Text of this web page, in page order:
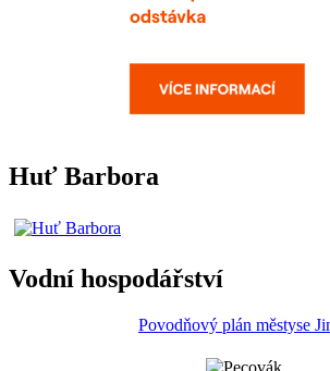
Huť Barbora
Vodní hospodářství
Povodňový plán městyse